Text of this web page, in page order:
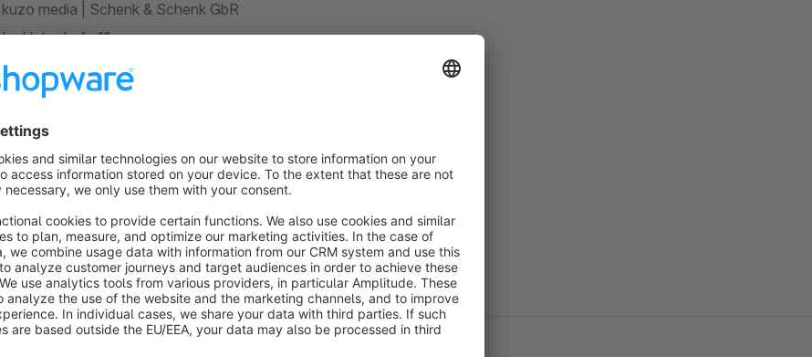
kuzo media | Schenk & Schenk GbR
Im Unterdorfe 11
99428 Obergrunstedt
Tel: +49(0)3643 544 88 40
Fax: +49(0)3643 544 88 43
Website:www.kuzo-media.de